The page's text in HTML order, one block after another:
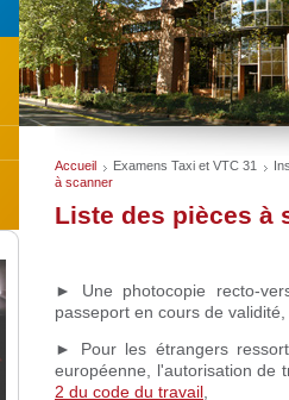
Accueil Examens Taxi et VTC 31
à scanner
Liste des pièces à
► Une photocopie recto-
passeport en cours de validité,
► Pour les étrangers
européenne, l'autorisation de
2 du code du travail,